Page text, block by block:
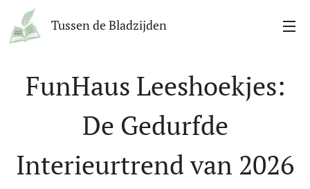
Tussen de Bladzijden
FunHaus Leeshoekjes:
De Gedurfde
Interieurtrend van 2026